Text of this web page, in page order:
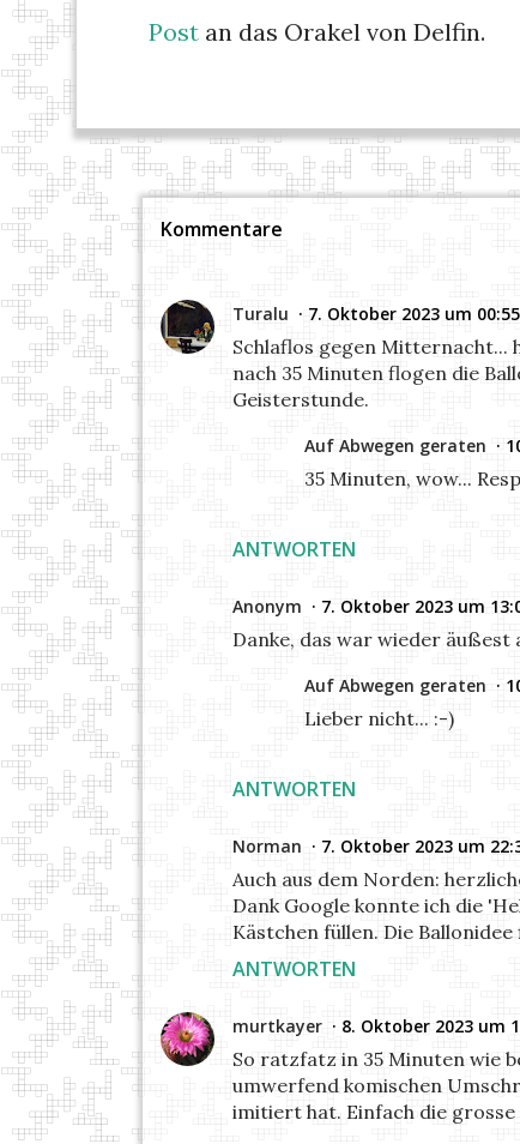
Post an das Orakel von Delfin.
Kommentare
Turalu 7. Oktober 2023 um 00:55
Schlaflos gegen Mitternacht...
nach 35 Minuten flogen die
Geisterstunde.
ANTWORTEN
Auf Abwegen geraten
35 Minuten, wow...
Anonym 7. Oktober 2023 um
Danke, das war wieder äußest
ANTWORTEN
Auf Abwegen geraten
Lieber nicht... :-)
Norman 7. Oktober 2023 um
Auch aus dem Norden:
Dank Google konnte ich die
Kästchen füllen. Die
ANTWORTEN
murtkayer 8. Oktober 2023 um
So ratzfatz in 35 Minuten wie
umwerfend komischen
imitiert hat. Einfach die grosse